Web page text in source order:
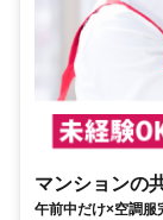
マンションの
午前中だけ×空調服